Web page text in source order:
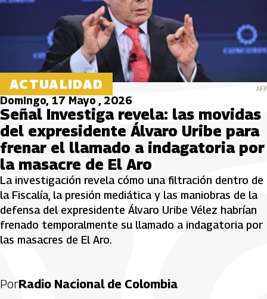
ACTUALIDAD AFP
Domingo, 17 Mayo , 2026
Señal Investiga revela: las movidas
del expresidente Álvaro Uribe para
frenar el llamado a indagatoria por
la masacre de El Aro
La investigación revela cómo una filtración dentro de
la Fiscalía, la presión mediática y las maniobras de la
defensa del expresidente Álvaro Uribe Vélez habrían
frenado temporalmente su llamado a indagatoria por
las masacres de El Aro.
PorRadio Nacional de Colombia